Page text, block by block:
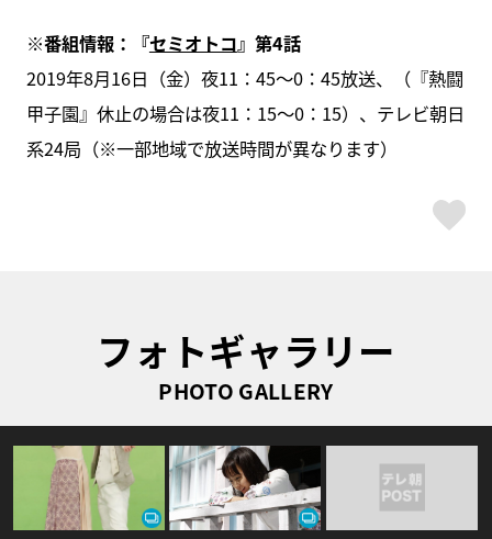
※番組情報：『セミオトコ』第4話
2019年8月16日（金）夜11：45～0：45放送、（『熱闘
甲子園』休止の場合は夜11：15～0：15）、テレビ朝日
系24局（※一部地域で放送時間が異なります）
フォトギャラリー
PHOTO GALLERY